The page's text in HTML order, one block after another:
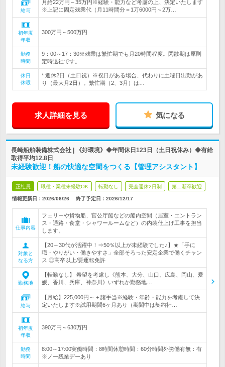
給与
月給22万円～35万円※経験・能力など考慮の上、決定いたします
※上記に固定残業代（月11時間分＝1万6000円～2万…
初年度
年収
300万円～500万円
勤務
時間
9：00～17：30※残業は繁忙期でも月20時間程度。閑散期は原則
定時退社です。
休日
休暇
* 週休2日（土日祝）※祝日がある場合、代わりに土曜日出勤があ
り（最大月2日）。繁忙期（2、3月）は…
求人詳細を見る 気になる
長崎船舶装備株式会社 | 《好環境》◆年間休日123日（土日祝休み）◆有給
取得平均12.8日
未経験歓迎！船の快適な空間をつくる【管理アシスタント】
正社員 職種・業種未経験OK 転勤なし 完全週休2日制 第二新卒歓迎
情報更新日：2026/06/26 終了予定日： 2026/12/17
仕事内容
フェリーや貨物船、官公庁船などの船内空間（居室・エントラン
ス・通路・食堂・シャワールームなど）の内装仕上げ工事を担当
します。
対象と
なる方
【20～30代が活躍中！⇒50％以上が未経験でした♪】★「手に
職・やりがい・働きやすさ」全部そろった安定企業で働くチャン
ス ◎高卒以上/要運転免許
勤務地
【転勤なし】 希望を考慮し《熊本、大分、山口、広島、岡山、愛
媛、香川、兵庫、神奈川》いずれか勤務地…
給与
【月給】225,000円～ + 諸手当※経験・年齢・能力を考慮して決
定いたします※試用期間6ヶ月あり（期間中は契約社…
初年度
年収
390万円～630万円
勤務
時間
8:00～17:00実働時間：8時間休憩時間：60分時間外労働有無：有
※ノー残業デーあり